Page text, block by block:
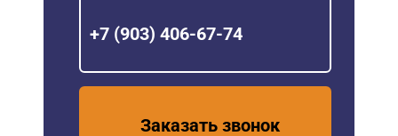
+7 (903) 406-67-74
Заказать звонок